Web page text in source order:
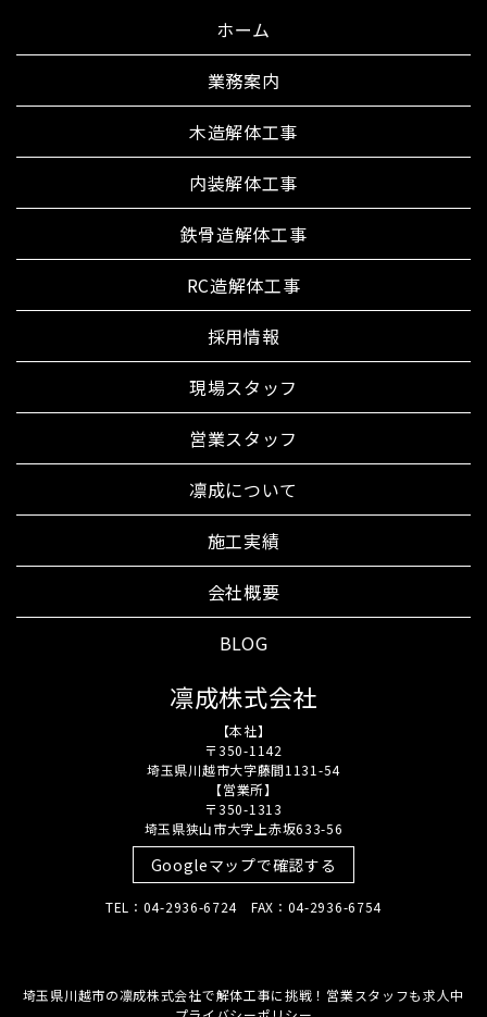
ホーム
業務案内
木造解体工事
内装解体工事
鉄骨造解体工事
RC造解体工事
採用情報
現場スタッフ
営業スタッフ
凛成について
施工実績
会社概要
BLOG
凛成株式会社
【本社】
〒350-1142
埼玉県川越市大字藤間1131-54
【営業所】
〒350-1313
埼玉県狭山市大字上赤坂633-56
Googleマップで確認する
TEL：04-2936-6724 FAX：04-2936-6754
埼玉県川越市の凛成株式会社で解体工事に挑戦！営業スタッフも求人中